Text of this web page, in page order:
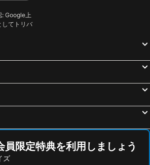
: Google上
してトリバ
員限定特典を利用しましょう
ズ